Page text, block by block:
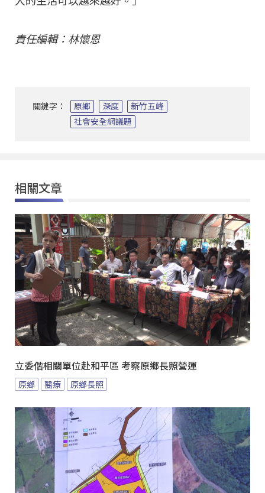
責任編輯：林懷恩
關鍵字： 原鄉 深度
新竹五峰
社會安全網議題
相關文章
立委偕相關單位赴和平區 考察原鄉長照營運
原鄉 醫療 原鄉長照